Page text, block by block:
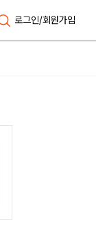
로그인/회원가입